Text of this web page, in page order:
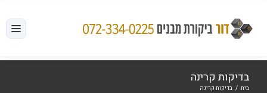
לתוכן
בדיקות קרינה
בית / בדיקות קרינה